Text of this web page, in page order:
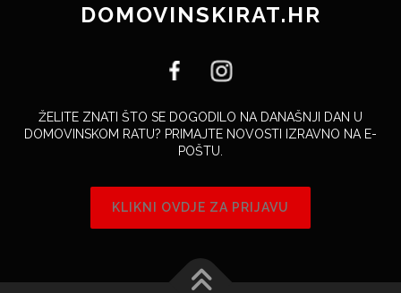
DOMOVINSKIRAT.HR
ŽELITE ZNATI ŠTO SE DOGODILO NA DANAŠNJI DAN U
DOMOVINSKOM RATU? PRIMAJTE NOVOSTI IZRAVNO NA E-
POŠTU.
KLIKNI OVDJE ZA PRIJAVU